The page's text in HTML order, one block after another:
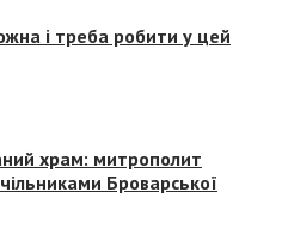
і треба робити у цей
храм: митрополит
Броварської